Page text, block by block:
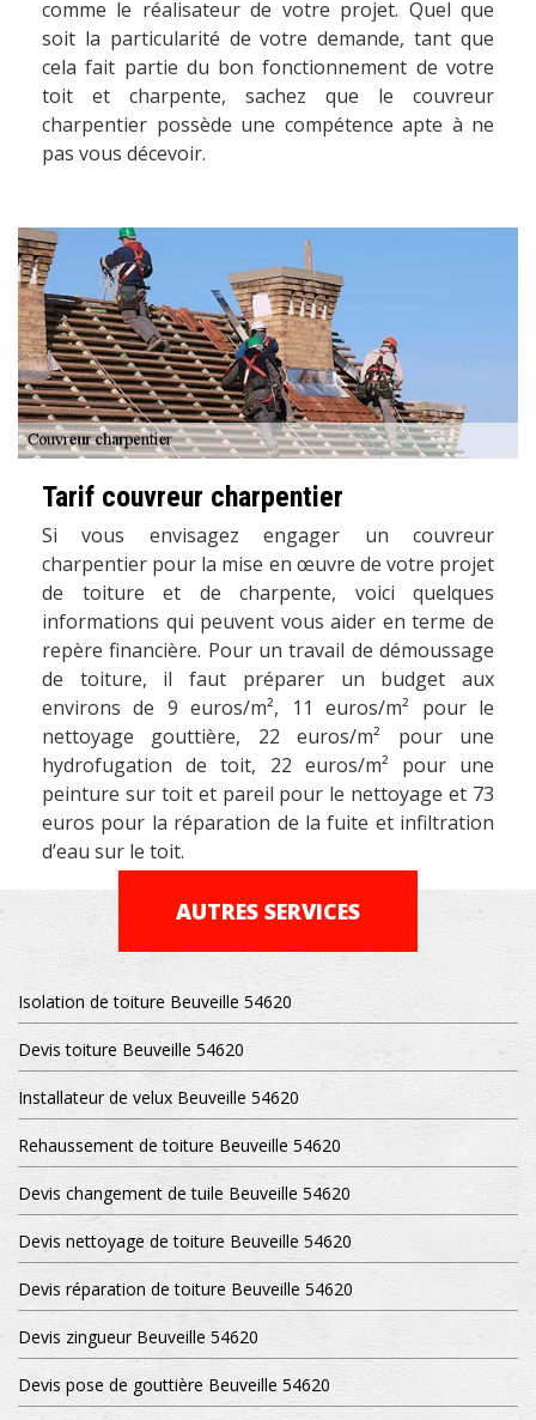
comme le réalisateur de votre projet. Quel que
soit la particularité de votre demande, tant que
cela fait partie du bon fonctionnement de votre
toit et charpente, sachez que le couvreur
charpentier possède une compétence apte à ne
pas vous décevoir.
Tarif couvreur charpentier
Si vous envisagez engager un couvreur
charpentier pour la mise en œuvre de votre projet
de toiture et de charpente, voici quelques
informations qui peuvent vous aider en terme de
repère financière. Pour un travail de démoussage
de toiture, il faut préparer un budget aux
environs de 9 euros/m², 11 euros/m² pour le
nettoyage gouttière, 22 euros/m² pour une
hydrofugation de toit, 22 euros/m² pour une
peinture sur toit et pareil pour le nettoyage et 73
euros pour la réparation de la fuite et infiltration
d’eau sur le toit.
AUTRES SERVICES
Isolation de toiture Beuveille 54620
Devis toiture Beuveille 54620
Installateur de velux Beuveille 54620
Rehaussement de toiture Beuveille 54620
Devis changement de tuile Beuveille 54620
Devis nettoyage de toiture Beuveille 54620
Devis réparation de toiture Beuveille 54620
Devis zingueur Beuveille 54620
Devis pose de gouttière Beuveille 54620